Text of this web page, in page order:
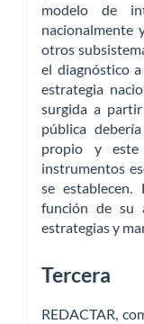
modelo de
nacionalmente
otros
el diagnóstico
estrategia
surgida a
pública
propio y
instrumentos
se establecen.
función de su
estrategias y
Tercera
REDACTAR,